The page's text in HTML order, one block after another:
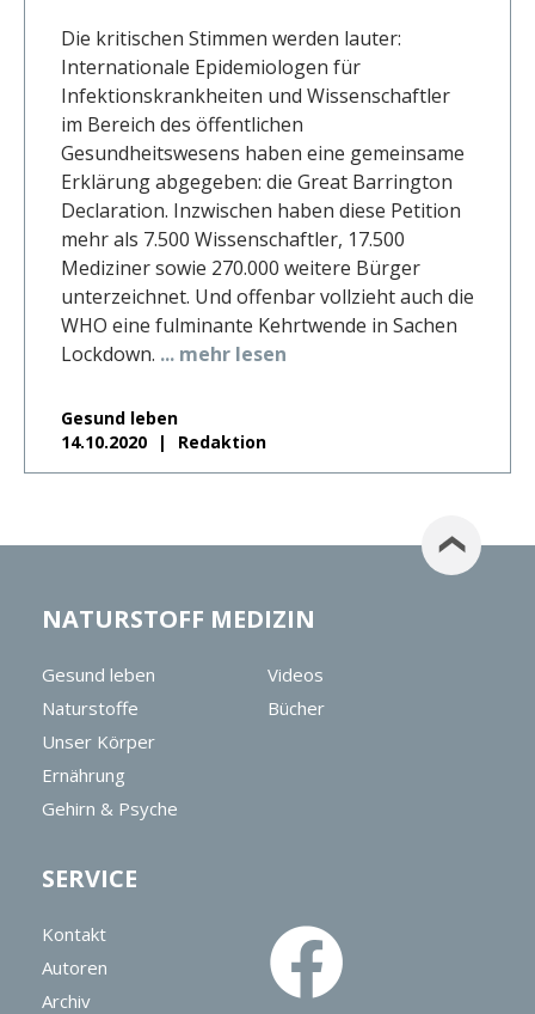
Die kritischen Stimmen werden lauter:
Internationale Epidemiologen für
Infektionskrankheiten und Wissenschaftler
im Bereich des öffentlichen
Gesundheitswesens haben eine gemeinsame
Erklärung abgegeben: die Great Barrington
Declaration. Inzwischen haben diese Petition
mehr als 7.500 Wissenschaftler, 17.500
Mediziner sowie 270.000 weitere Bürger
unterzeichnet. Und offenbar vollzieht auch die
WHO eine fulminante Kehrtwende in Sachen
Lockdown. ... mehr lesen
Gesund leben
14.10.2020
Redaktion
NATURSTOFF MEDIZIN
Gesund leben
Naturstoffe
Unser Körper
Ernährung
Gehirn & Psyche
Videos
Bücher
SERVICE
Kontakt
Autoren
Archiv